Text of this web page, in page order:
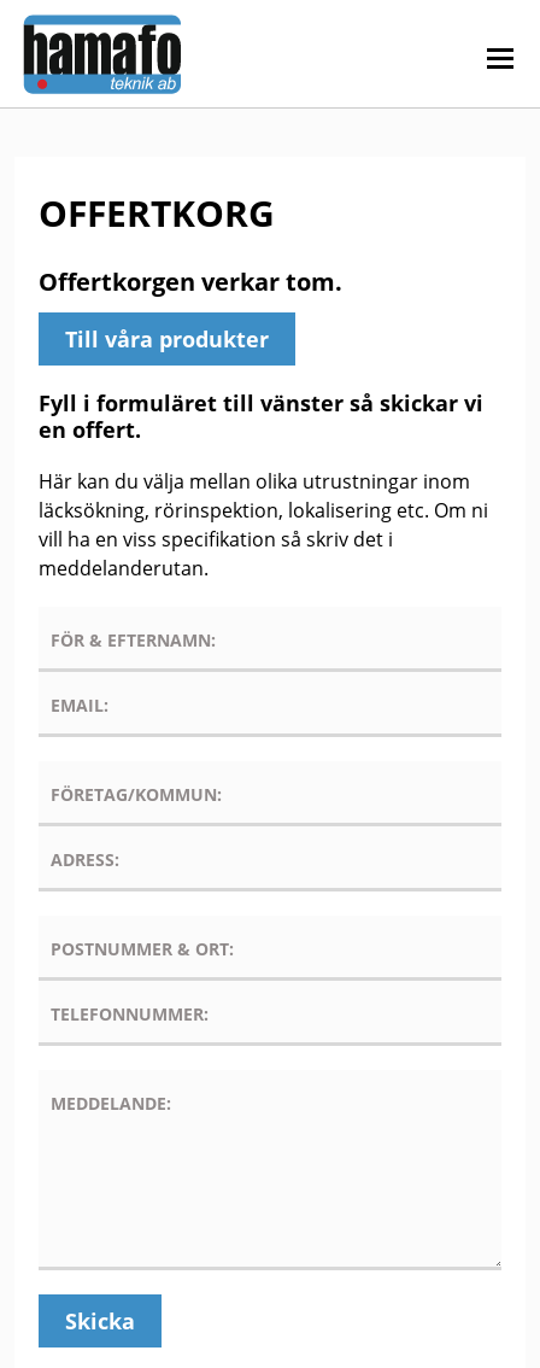
OFFERTKORG
Offertkorgen verkar tom.
Till våra produkter
Fyll i formuläret till vänster så skickar vi
en offert.
Här kan du välja mellan olika utrustningar inom
läcksökning, rörinspektion, lokalisering etc. Om ni
vill ha en viss specifikation så skriv det i
meddelanderutan.